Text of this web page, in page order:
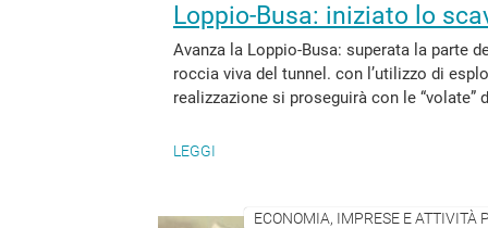
Loppio-Busa: iniziato lo
Avanza la Loppio-Busa: superata la parte
roccia viva del tunnel. con l’utilizzo di
realizzazione si proseguirà con le “volate”
LEGGI
ECONOMIA, IMPRESE E ATTIVITÀ